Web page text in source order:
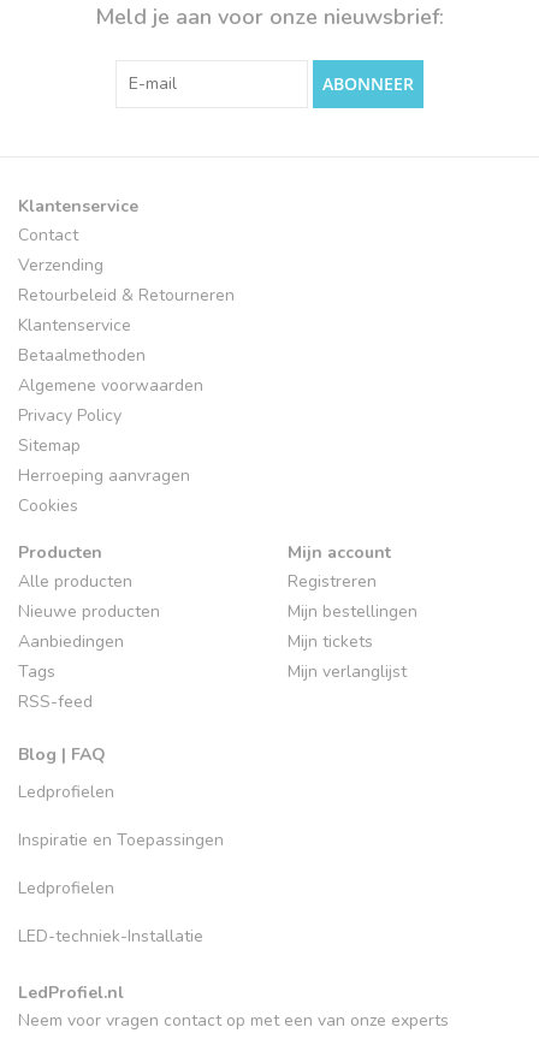
Meld je aan voor onze nieuwsbrief:
ABONNEER
Klantenservice
Contact
Verzending
Retourbeleid & Retourneren
Klantenservice
Betaalmethoden
Algemene voorwaarden
Privacy Policy
Sitemap
Herroeping aanvragen
Cookies
Producten
Alle producten
Nieuwe producten
Aanbiedingen
Tags
RSS-feed
Blog | FAQ
Ledprofielen
Inspiratie en Toepassingen
Ledprofielen
LED-techniek-Installatie
Mijn account
Registreren
Mijn bestellingen
Mijn tickets
Mijn verlanglijst
LedProfiel.nl
Neem voor vragen contact op met een van onze experts